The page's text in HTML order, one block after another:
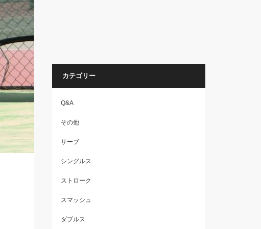
カテゴリー
Q&A
その他
サーブ
シングルス
ストローク
スマッシュ
ダブルス